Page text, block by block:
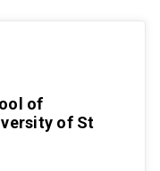
of
of St